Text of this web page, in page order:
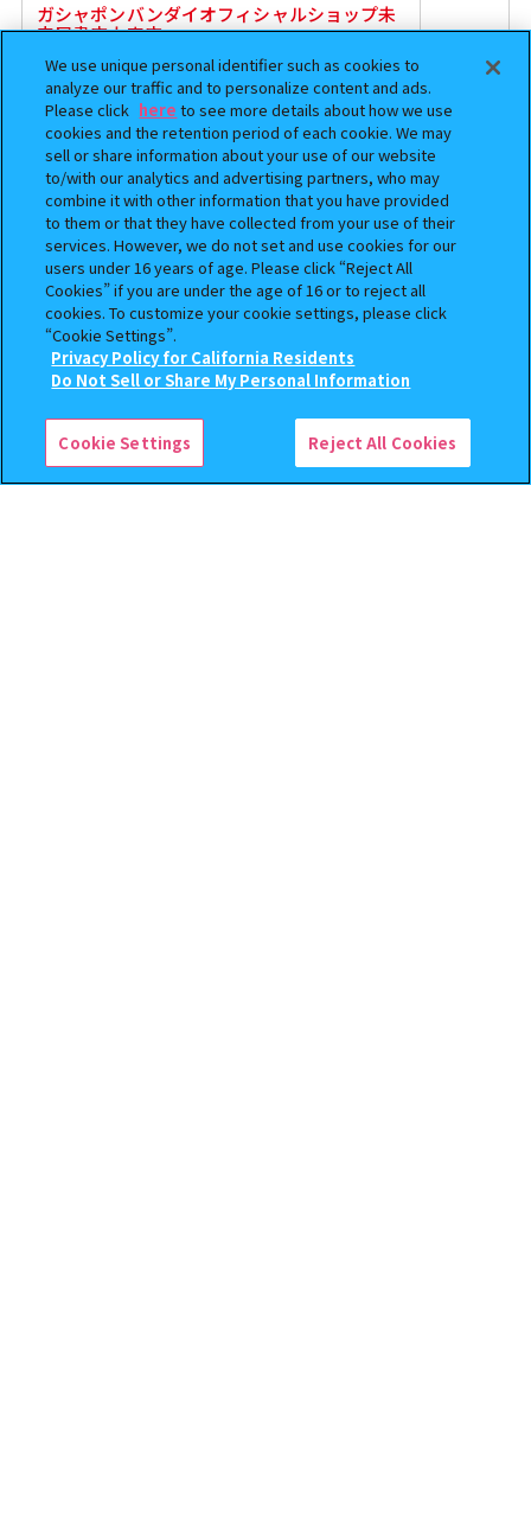
検索中の商品
【フラットガシャポン】リラックマ×チュッパ
チャプス クリアラバーコースター
ガシャポンバンダイオフィシャルショップ未
来屋書店大宮店
埼玉県さいたま市北区櫛引町２丁目５７４－１ イオン大宮店
3F
23.7km
取扱商品
ガシャコココーチャンフォー若葉台
東京都稲城市若葉台2丁目9番2
25.2km
取扱商品
本屋さんのガシャポンのデパートTSUTAYA南
古谷店
埼玉県川越市泉町３－１ ウニクス南古谷プラザ棟内
27km
取扱商品
埼玉県春日部市下柳420-1 イオンモール春日部2Ｆ
29.3km
取扱商品
We use unique personal identifier such as cookies to
analyze our traffic and to personalize content and ads.
Please click here to see more details about how we use
cookies and the retention period of each cookie. We may
sell or share information about your use of our website
to/with our analytics and advertising partners, who may
combine it with other information that you have provided
to them or that they have collected from your use of their
services. However, we do not set and use cookies for our
users under 16 years of age. Please click “Reject All
Cookies” if you are under the age of 16 or to reject all
cookies. To customize your cookie settings, please click
“Cookie Settings”.
Privacy Policy for California Residents
Do Not Sell or Share My Personal Information
Cookie Settings Reject All Cookies